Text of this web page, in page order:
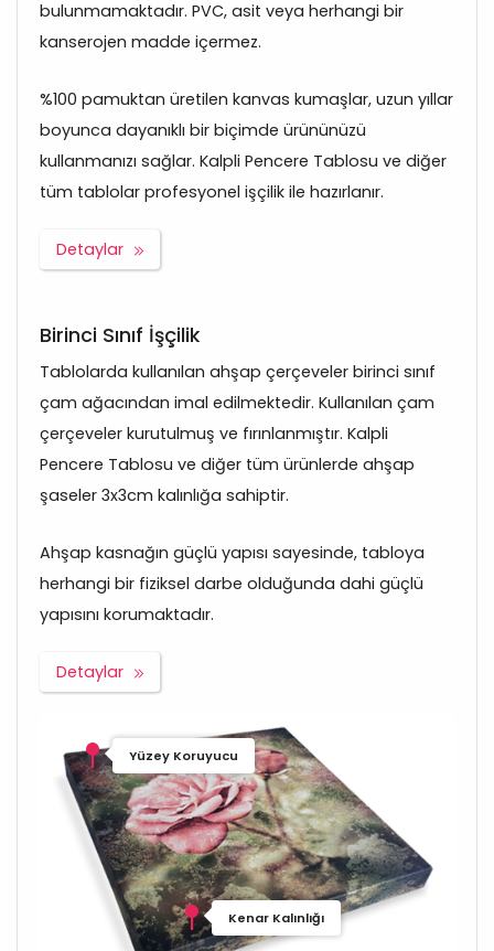
bulunmamaktadır. PVC, asit veya herhangi bir
kanserojen madde içermez.
%100 pamuktan üretilen kanvas kumaşlar, uzun yıllar
boyunca dayanıklı bir biçimde ürününüzü
kullanmanızı sağlar. Kalpli Pencere Tablosu ve diğer
tüm tablolar profesyonel işçilik ile hazırlanır.
Detaylar
Birinci Sınıf İşçilik
Tablolarda kullanılan ahşap çerçeveler birinci sınıf
çam ağacından imal edilmektedir. Kullanılan çam
çerçeveler kurutulmuş ve fırınlanmıştır. Kalpli
Pencere Tablosu ve diğer tüm ürünlerde ahşap
şaseler 3x3cm kalınlığa sahiptir.
Ahşap kasnağın güçlü yapısı sayesinde, tabloya
herhangi bir fiziksel darbe olduğunda dahi güçlü
yapısını korumaktadır.
Detaylar
Yüzey Koruyucu
Kenar Kalınlığı